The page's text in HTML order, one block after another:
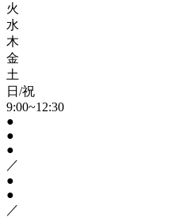
火
水
木
金
土
日/祝
9:00~12:30
●
●
●
／
●
●
／